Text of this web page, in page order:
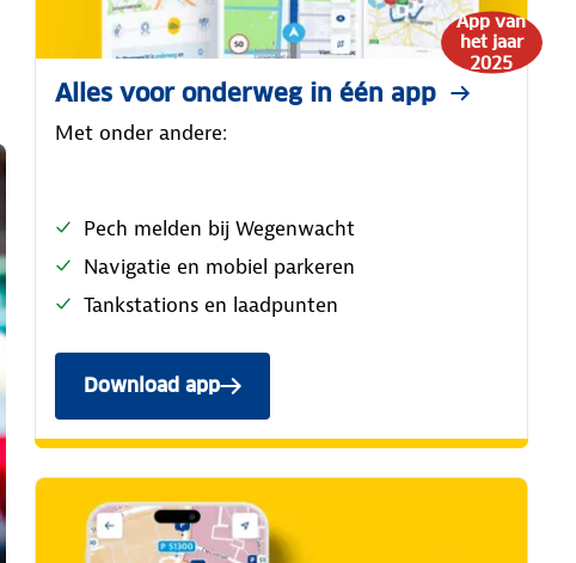
App van
het jaar
2025
Alles voor onderweg in één app
Met onder andere:
Pech melden bij Wegenwacht
Navigatie en mobiel parkeren
Tankstations en laadpunten
Download app